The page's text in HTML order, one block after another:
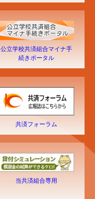
公立学校共済組合マイナ手
続きポータル
共済フォーラム
当共済組合専用